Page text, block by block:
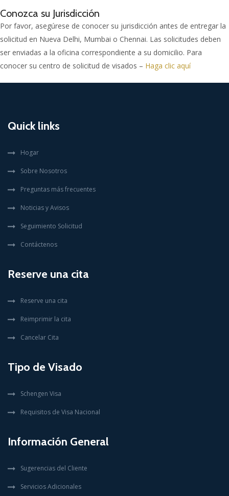
Conozca su Jurisdicción
Por favor, asegúrese de conocer su jurisdicción antes de entregar la
solicitud en Nueva Delhi, Mumbai o Chennai. Las solicitudes deben
ser enviadas a la oficina correspondiente a su domicilio. Para
conocer su centro de solicitud de visados – Haga clic aquí
Quick links
Hogar
Sobre Nosotros
Preguntas más frecuentes
Noticias y Avisos
Seguimiento Solicitud
Contáctenos
Reserve una cita
Reserve una cita
Reimprimir la cita
Cancelar Cita
Tipo de Visado
Schengen Visa
Requisitos de Visa Nacional
Información General
Sugerencias del Cliente
Servicios Adicionales